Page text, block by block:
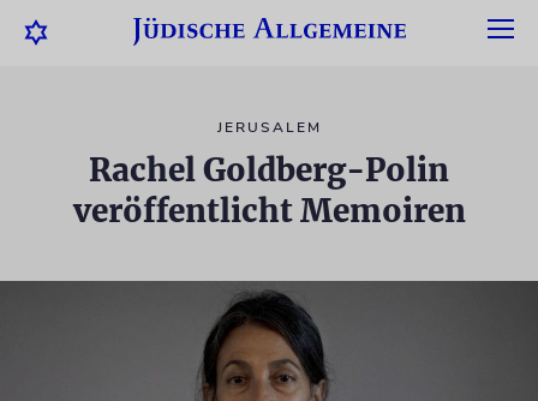
JERUSALEM
Rachel Goldberg-Polin
veröffentlicht Memoiren